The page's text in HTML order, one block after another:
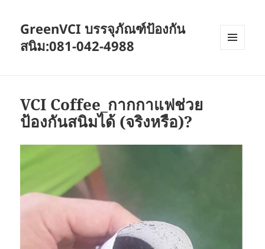
GreenVCI บรรจุภัณฑ์ป้องกัน
สนิม:081-042-4988
VCI Coffee_กากกาแฟช่วย
ป้องกันสนิมได้ (จริงหรือ)?